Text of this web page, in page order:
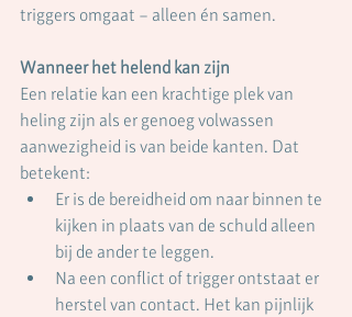
triggers omgaat – alleen én samen.
Wanneer het helend kan zijn
Een relatie kan een krachtige plek van
heling zijn als er genoeg volwassen
aanwezigheid is van beide kanten. Dat
betekent:
Er is de bereidheid om naar binnen te
kijken in plaats van de schuld alleen
bij de ander te leggen.
Na een conflict of trigger ontstaat er
herstel van contact. Het kan pijnlijk